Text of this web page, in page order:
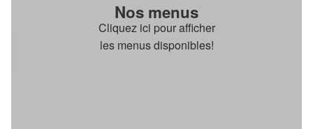
Nos menus
Cliquez ici pour afficher
les menus disponibles!